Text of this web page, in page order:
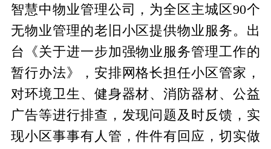
智慧中物业管理公司，为全区主城区90个
无物业管理的老旧小区提供物业服务。出
台《关于进一步加强物业服务管理工作的
暂行办法》，安排网格长担任小区管家，
对环境卫生、健身器材、消防器材、公益
广告等进行排查，发现问题及时反馈，实
现小区事事有人管，件件有回应，切实做